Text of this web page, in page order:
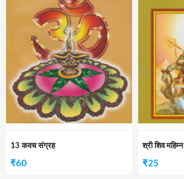
13 कवच संग्रह
₹60
श्री शिव
₹25